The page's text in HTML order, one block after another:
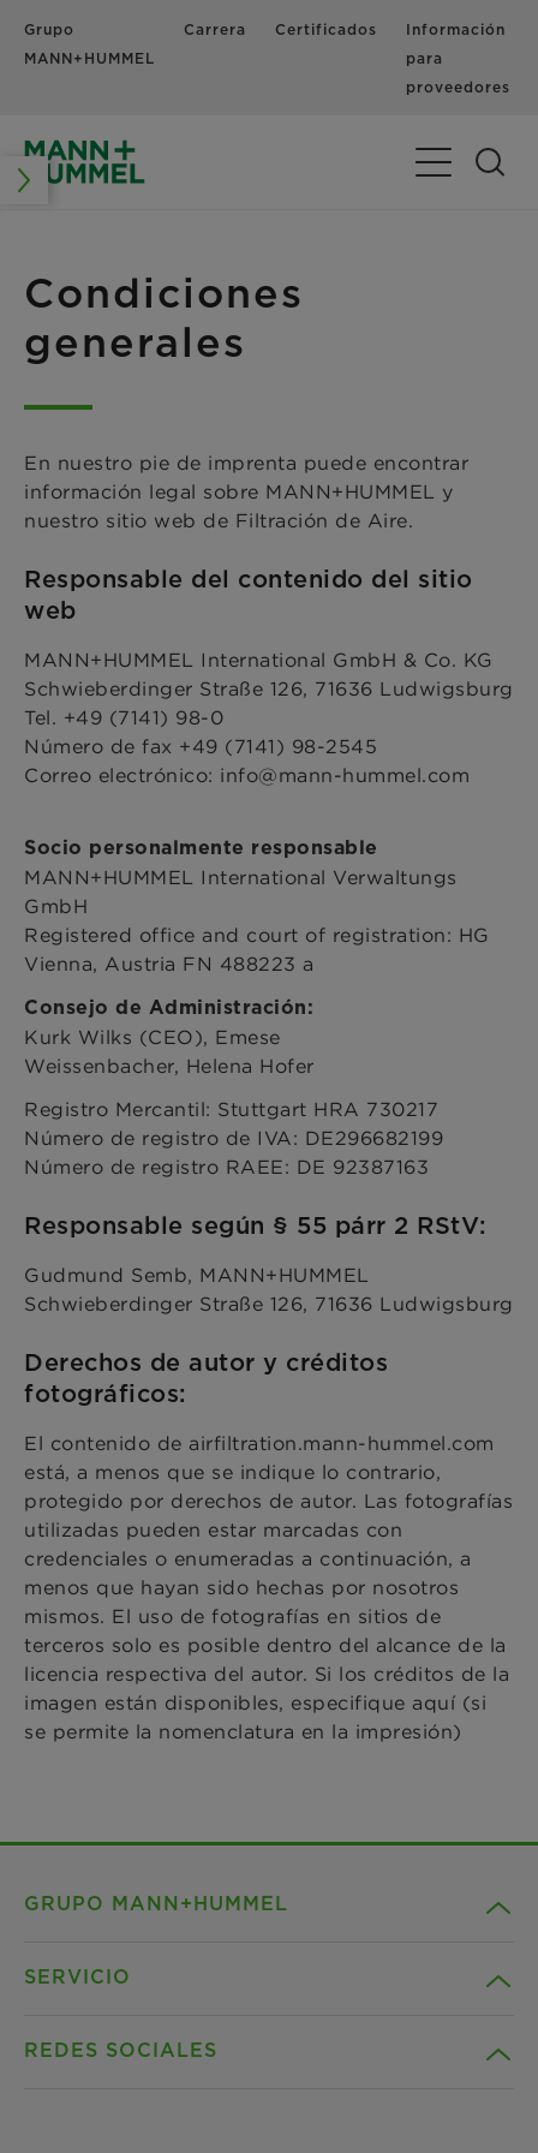
Grupo
MANN+HUMMEL
Carrera Certificados
Información
para
proveedores
Alternar
Condiciones
generales
En nuestro pie de imprenta puede encontrar
información legal sobre MANN+HUMMEL y
nuestro sitio web de Filtración de Aire.
Responsable del contenido del sitio
web
MANN+HUMMEL International GmbH & Co. KG
Schwieberdinger Straße 126, 71636 Ludwigsburg
Tel. +49 (7141) 98-0
Número de fax +49 (7141) 98-2545
Correo electrónico: info@mann-hummel.com
Socio personalmente responsable
MANN+HUMMEL International Verwaltungs
GmbH
Registered office and court of registration: HG
Vienna, Austria FN 488223 a
Consejo de Administración:
Kurk Wilks (CEO), Emese
Weissenbacher, Helena Hofer
Registro Mercantil: Stuttgart HRA 730217
Número de registro de IVA: DE296682199
Número de registro RAEE: DE 92387163
Responsable según § 55 párr 2 RStV:
Gudmund Semb, MANN+HUMMEL
Schwieberdinger Straße 126, 71636 Ludwigsburg
Derechos de autor y créditos
fotográficos:
El contenido de airfiltration.mann-hummel.com
está, a menos que se indique lo contrario,
protegido por derechos de autor. Las fotografías
utilizadas pueden estar marcadas con
credenciales o enumeradas a continuación, a
menos que hayan sido hechas por nosotros
mismos. El uso de fotografías en sitios de
terceros solo es posible dentro del alcance de la
licencia respectiva del autor. Si los créditos de la
imagen están disponibles, especifique aquí (si
se permite la nomenclatura en la impresión)
GRUPO MANN+HUMMEL
SERVICIO
REDES SOCIALES